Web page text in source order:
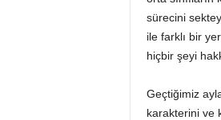
sürecini
ile farklı bir
hiçbir şeyi
Geçtiğimiz
karakterini ve